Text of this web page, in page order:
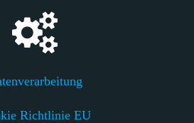
Richtlinie EU